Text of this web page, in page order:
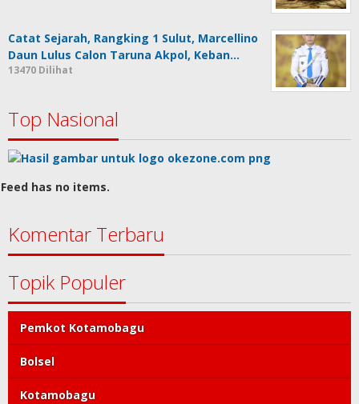
Catat Sejarah, Rangking 1 Sulut, Marcellino
Daun Lulus Calon Taruna Akpol, Keban…
13470 Dilihat
Top Nasional
Feed has no items.
Komentar Terbaru
Topik Populer
Pemkot Kotamobagu
Bolsel
Kotamobagu